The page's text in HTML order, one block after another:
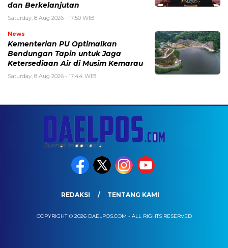
dan Berkelanjutan
Saturday, 8 Aug 2026 - 17:50 WIB
News
Kementerian PU Optimalkan
Bendungan Tapin untuk Jaga
Ketersediaan Air di Musim Kemarau
Saturday, 8 Aug 2026 - 17:44 WIB
REDAKSI TENTANG KAMI
COPYRIGHT © 2026 DAELPOS.COM - ALL RIGHTS RESERVED